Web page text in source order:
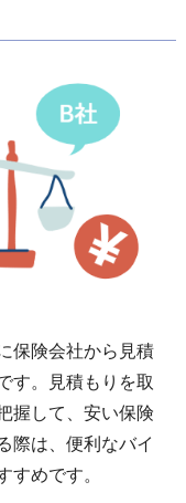
保険会社から見積
す。見積もりを取
握して、安い保険
際は、便利なバイ
めです。